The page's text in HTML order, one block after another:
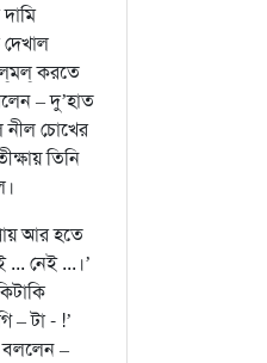
করতে
– দু’হাত
নীল চোখের
তিনি
আর হতে
নেই ...।’
– টা - !’
বললেন –